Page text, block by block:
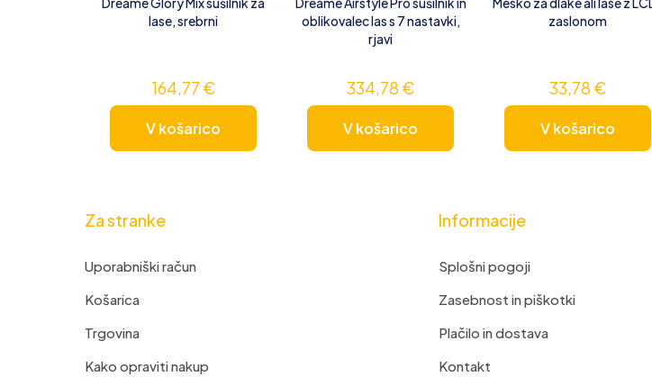
lase, srebrni
164,77 €
V košarico
oblikovalec las s 7 nastavki,
rjavi
334,78 €
V košarico
zaslonom
33,78 €
V košarico
Za stranke
Uporabniški račun
Košarica
Trgovina
Kako opraviti nakup
Informacije
Splošni pogoji
Zasebnost in piškotki
Plačilo in dostava
Kontakt